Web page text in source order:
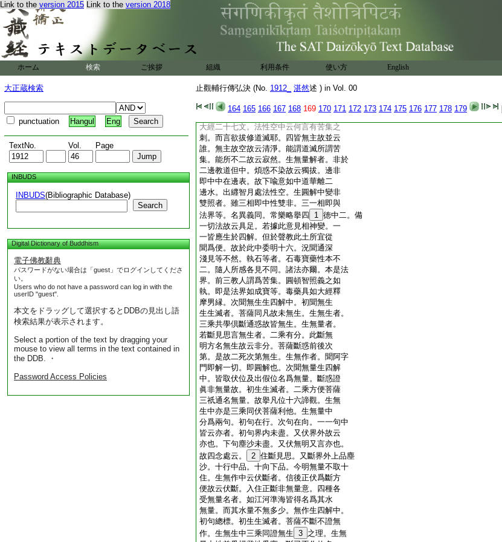
Link to the version 2015 Link to the version 2018
ホーム 検索 ご挨拶 組織 利用条件 使い方 English
大正蔵検索
punctuation Hangul Eng
TextNo. Vol. Page
INBUDS
INBUDS(Bibliographic Database)
Search
Digital Dictionary of Buddhism
電子佛教辭典
パスワードがない場合は「guest」でログインしてくださ
い。
Users who do not have a password can log in with the
userID "guest".
本文をドラッグして選択するとDDBの見出し語
検索結果が表示されます。
Select a portion of the text by dragging your
mouse to view all terms in the text contained in
the DDB. ・
Password Access Policies
止觀輔行傳弘決 (No. 1912_ 湛然述 ) in Vol. 00
164 165 166 167 168 169 170 171 172 173 174 175 176 177 178 179
故知佛現及文殊初説。猶屬通別神變故也。
作四弘義準説可知。聞法中二。初正聞法。
次以偈結。初文言或從佛等者明聞法所
從。從佛唯佛在。知識通現未。經卷唯滅後。
聞生滅去四教之法。一一皆生四解不同。
此所聞法不出四諦。初聞生滅生四解中。
初生生滅者。世與出世秖是四諦。生生不
已故曰新新。四相所相故曰遷移。即苦集
也。戒慧略擧道諦。解脱略擧滅諦。即有爲
無爲二種解脱。寂靜即是所證滅理。得佛上
大經二十七文。法性空中云何言有苦集之
刺。而言欲拔修道滅耶。四皆無主故並云
誰。無主故空故云清淨。能謂道滅所謂苦
集。能所不二故云寂然。生無量解者。非於
二邊教道但中。煩惑不染故云獨拔。邊非
即中中在邊表。故下喩意如中道華離二
邊水。出纒智月處法性空。生圓解中變非
雙照者。雖三相即中性雙非。三一相即與
法界等。名異義同。常樂略擧四
1 徳中二。備
一切法故云具足。若據此意見相神變。一
一皆應生於四解。但於聲教此土所宜從
聞爲便。故於此中委明十六。況聞通深
淺見等不然。執石等者。石毒寶藥性本不
二。隨人所感各見不同。諸法亦爾。本是法
界。前三教人謂爲苦集。圓頓智照義之如
執。即是法界如成寶等。毒藥具如大經釋
摩男縁。次聞無生生四解中。初聞無生
生生滅者。菩薩同凡故未無生。生無生者。
三乘共學倶斷通惑故皆無生。生無量者。
若斷見思言無生者。二乘有分。此斷無
明方名無生故云非分。菩薩斷惑前後次
第。是故二死次第無生。生無作者。聞阿字
門即解一切。即圓解也。次聞無量生四解
中。皆取伏位及出假位名爲無量。斷惑證
眞非無量故。初生生滅者。二乘方便菩薩
三祇通名無量。故擧凡位十六諦觀。生無
生中亦是三乘同伏菩薩利他。生無量中
分爲兩句。初句在行。次句在向。一一句中
皆云亦者。初句界内未盡。又伏界外故云
亦也。下句塵沙未盡。又伏無明又言亦也。
故四念處云。
2 住斷見思。又斷界外上品塵
沙。十行中品。十向下品。今明無量不取十
住。生無作中云伏斷者。信後正伏爲斷方
便故云伏斷。入住正斷非無量意。四種各
受無量名者。如江河準海皆得名爲其水
無量。而其水量不無多少。無作生四解中。
初句總標。初生生滅者。菩薩不斷不證無
作。生無生中三乘同證無生 3 之理。生無